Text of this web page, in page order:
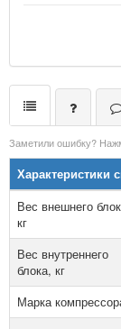
Заметили ошибку?
Характеристики
Вес внешнего
кг
Вес внутреннего
блока, кг
Марка